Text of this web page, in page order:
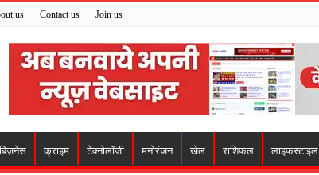
us Contact us Join us
क्राइम टेक्नोलॉजी मनोरंजन खेल राशिफल लाइफस्टाइल